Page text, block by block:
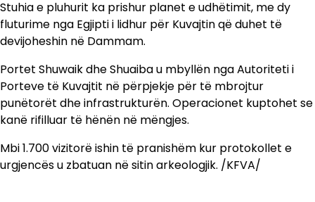
Stuhia e pluhurit ka prishur planet e udhëtimit, me dy
fluturime nga Egjipti i lidhur për Kuvajtin që duhet të
devijoheshin në Dammam.
Portet Shuwaik dhe Shuaiba u mbyllën nga Autoriteti i
Porteve të Kuvajtit në përpjekje për të mbrojtur
punëtorët dhe infrastrukturën. Operacionet kuptohet se
kanë rifilluar të hënën në mëngjes.
Mbi 1.700 vizitorë ishin të pranishëm kur protokollet e
urgjencës u zbatuan në sitin arkeologjik. /KFVA/